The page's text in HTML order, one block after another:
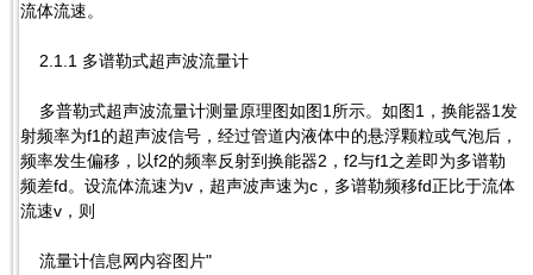
流体流速。
2.1.1 多谱勒式超声波流量计
多普勒式超声波流量计测量原理图如图1所示。如图1，换能器1发
射频率为f1的超声波信号，经过管道内液体中的悬浮颗粒或气泡后，
频率发生偏移，以f2的频率反射到换能器2，f2与f1之差即为多谱勒
频差fd。设流体流速为v，超声波声速为c，多谱勒频移fd正比于流体
流速v，则
流量计信息网内容图片"